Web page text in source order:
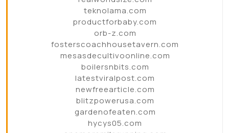
teknolama.com
productforbaby.com
orb-z.com
fosterscoachhousetavern.com
mesasdecultivoonline.com
boilersnbits.com
latestviralpost.com
newfreearticle.com
blitzpowerusa.com
gardenofeaten.com
hycys05.com